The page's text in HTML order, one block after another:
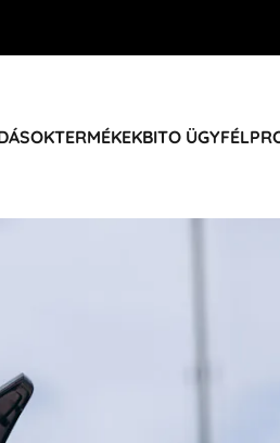
TERMÉKEKBITO